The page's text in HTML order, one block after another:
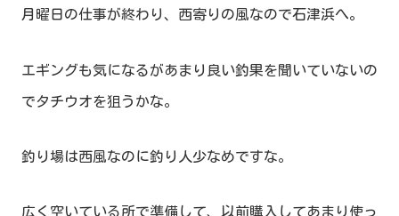
月曜日の仕事が終わり、西寄りの風なので石津浜へ。
エギングも気になるがあまり良い釣果を聞いていないの
でタチウオを狙うかな。
釣り場は西風なのに釣り人少なめですな。
広く空いている所で準備して、以前購入してあまり使っ